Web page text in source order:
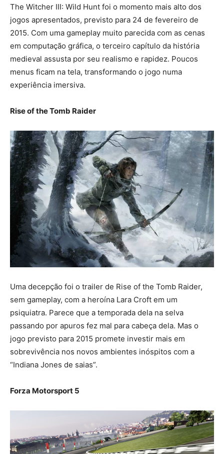
The Witcher III: Wild Hunt foi o momento mais alto dos
jogos apresentados, previsto para 24 de fevereiro de
2015. Com uma gameplay muito parecida com as cenas
em computação gráfica, o terceiro capítulo da história
medieval assusta por seu realismo e rapidez. Poucos
menus ficam na tela, transformando o jogo numa
experiência imersiva.
Rise of the Tomb Raider
Uma decepção foi o trailer de Rise of the Tomb Raider,
sem gameplay, com a heroína Lara Croft em um
psiquiatra. Parece que a temporada dela na selva
passando por apuros fez mal para cabeça dela. Mas o
jogo previsto para 2015 promete investir mais em
sobrevivência nos novos ambientes inóspitos com a
“Indiana Jones de saias”.
Forza Motorsport 5